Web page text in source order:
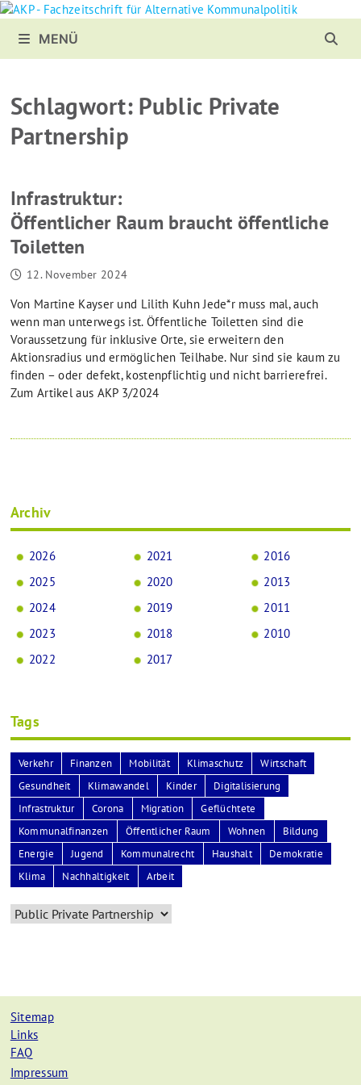
Zurück
Inhalt
MENÜ
Schlagwort: Public Private
Partnership
Infrastruktur:
Öffentlicher Raum braucht öffentliche
Toiletten
12. November 2024
Von Martine Kayser und Lilith Kuhn Jede*r muss mal, auch
wenn man unterwegs ist. Öffentliche Toiletten sind die
Voraussetzung für inklusive Orte, sie erweitern den
Aktionsradius und ermöglichen Teilhabe. Nur sind sie kaum zu
finden – oder defekt, kostenpflichtig und nicht barrierefrei.
Zum Artikel aus AKP 3/2024
Archiv
2026
2025
2024
2023
2022
2021
2020
2019
2018
2017
2016
2013
2011
2010
Tags
Verkehr Finanzen Mobilität Klimaschutz
Wirtschaft
Gesundheit
Klimawandel Kinder
Digitalisierung
Infrastruktur
Corona Migration
Geflüchtete
Kommunalfinanzen
Öffentlicher Raum Wohnen
Bildung
Energie
Jugend Kommunalrecht Haushalt
Demokratie
Klima
Nachhaltigkeit Arbeit
Sitemap
Links
FAQ
Impressum